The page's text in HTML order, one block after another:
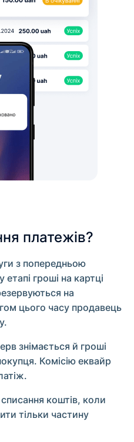
платежів?
з попередньою
гроші на картці
на
цього часу продавець
знімається й гроші
Комісію еквайр
коштів, коли
тільки частину